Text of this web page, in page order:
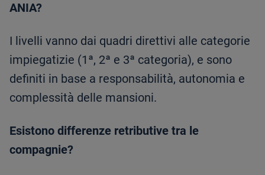
ANIA?
I livelli vanno dai quadri direttivi alle categorie
impiegatizie (1ª, 2ª e 3ª categoria), e sono
definiti in base a responsabilità, autonomia e
complessità delle mansioni.
Esistono differenze retributive tra le
compagnie?